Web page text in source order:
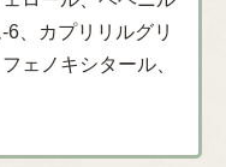
、カプリリルグリ
ェノキシタール、